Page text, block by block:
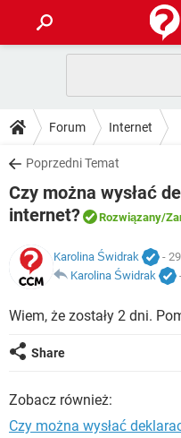
GRY
SPOTIFY
INSTAGRAM
WINDOWS 10
PORADY
PlayStation
SPOTIFY
WINDOWS 10
DO POBRANIA
ANDROID
GRY
IOS
INSTAGRAM
WINDOWS 10
FORUM
GRY
WINDOWS 10
ARTYKUŁY
COVID-19
GRY
SPOTIFY
WINDOWS 10
Forum Internet
Poprzedni Temat
Czy można wysłać
internet?
Rozwiązany/
Karolina Świdrak
-
Karolina Świdrak
Wiem, że zostały 2 dni.
Share
Zobacz również:
Czy można wysłać